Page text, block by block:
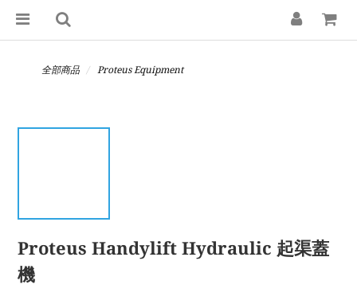
全部商品 Proteus Equipment
Proteus Handylift Hydraulic 起渠蓋
機